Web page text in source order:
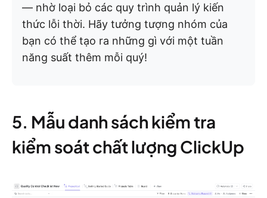
— nhờ loại bỏ các quy trình quản lý kiến
thức lỗi thời. Hãy tưởng tượng nhóm của
bạn có thể tạo ra những gì với một tuần
năng suất thêm mỗi quý!
5. Mẫu danh sách kiểm tra
kiểm soát chất lượng ClickUp